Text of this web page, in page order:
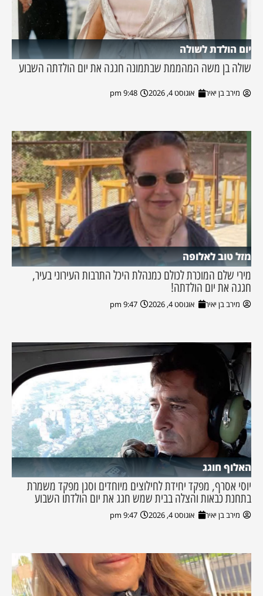
יום הולדת לשולה
שולה בן משה המהממת שבתמונה חגגה את יום הולדתה השבוע
מירב בן יאיר אוגוסט 4, 2026 9:48 pm
מזל טוב לאלופה
מירי שלם המוכרת לכולם כמנהלת היכל התרבות העירוני בעיר,
חגגה את יום הולדתה!
מירב בן יאיר אוגוסט 4, 2026 9:47 pm
האלוף חוגג
יוסי אסרף, מפקד יחידת לחילוצים מיוחדים וסגן מפקד משמרת
בתחנת כבאות והצלה בבית שמש חגג את יום הולדתו השבוע
מירב בן יאיר אוגוסט 4, 2026 9:47 pm